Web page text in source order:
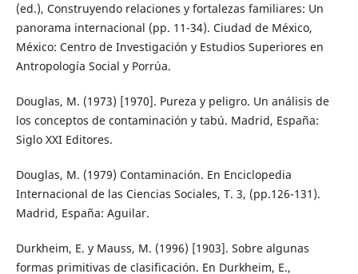
(ed.), Construyendo relaciones y fortalezas familiares: Un
panorama internacional (pp. 11-34). Ciudad de México,
México: Centro de Investigación y Estudios Superiores en
Antropología Social y Porrúa.
Douglas, M. (1973) [1970]. Pureza y peligro. Un análisis de
los conceptos de contaminación y tabú. Madrid, España:
Siglo XXI Editores.
Douglas, M. (1979) Contaminación. En Enciclopedia
Internacional de las Ciencias Sociales, T. 3, (pp.126-131).
Madrid, España: Aguilar.
Durkheim, E. y Mauss, M. (1996) [1903]. Sobre algunas
formas primitivas de clasificación. En Durkheim, E.,